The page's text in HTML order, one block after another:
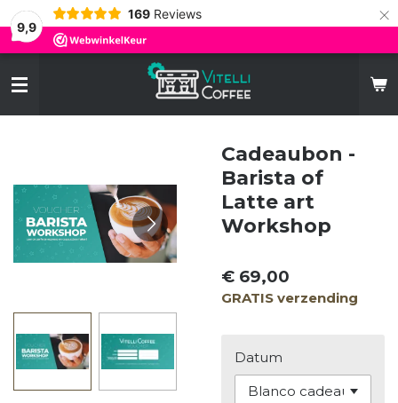
9,9
169 Reviews ×
Cadeaubon -
Barista of
Latte art
Workshop
€ 69,00
GRATIS verzending
Datum